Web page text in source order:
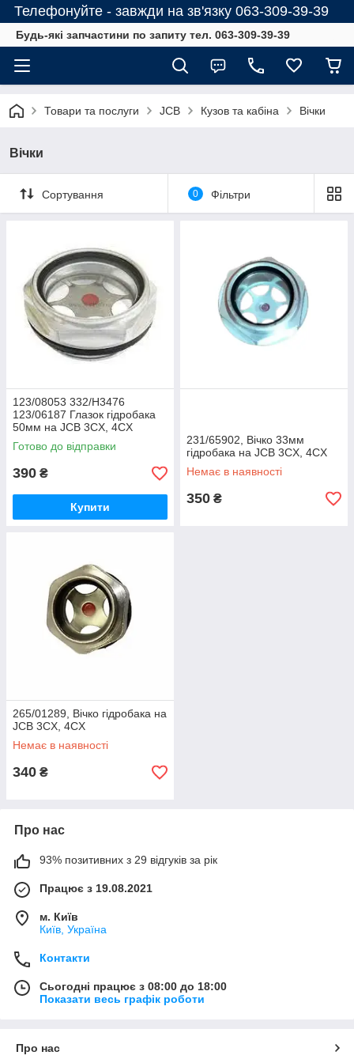
Телефонуйте - завжди на зв'язку 063-309-39-39
Будь-які запчастини по запиту тел. 063-309-39-39
Товари та послуги JCB Кузов та кабіна Вічки
Вічки
Сортування 0 Фільтри
123/08053 332/H3476
123/06187 Глазок гідробака
50мм на JCB 3CX, 4CX
Готово до відправки
390 ₴
Купити
231/65902, Вічко 33мм
гідробака на JCB 3CX, 4CX
Немає в наявності
350 ₴
265/01289, Вічко гідробака на
JCB 3CX, 4CX
Немає в наявності
340 ₴
Про нас
93% позитивних з 29 відгуків за рік
Працює з 19.08.2021
м. Київ
Київ, Україна
Контакти
Сьогодні працює з 08:00 до 18:00
Показати весь графік роботи
Про нас